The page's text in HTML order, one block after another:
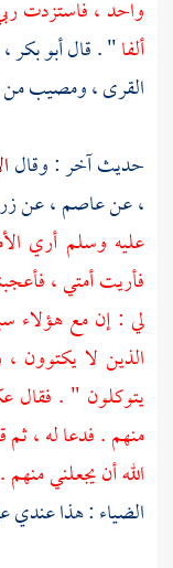
واحد ، فاستزدت
ألفا" . قالأبو بكر ،
القرى ، ومصيب من
حديث آخر : وقال
،عنعاصم ،عن
عليه وسلم أري
فأريت أمتي ،
لي : إن مع هؤلاء
الذين لا يكتوون
يتوكلون " . فقال
منهم . فدعا له ،
الله أن يجعلني
الضياء: هذا عندي